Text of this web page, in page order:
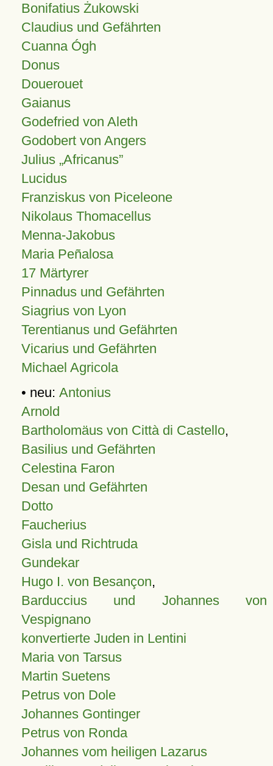
Bonifatius Żukowski
Claudius und Gefährten
Cuanna Ógh
Donus
Douerouet
Gaianus
Godefried von Aleth
Godobert von Angers
Julius Africanus
Lucidus
Franziskus von Piceleone
Nikolaus Thomacellus
Menna-Jakobus
Maria Peñalosa
17 Märtyrer
Pinnadus und Gefährten
Siagrius von Lyon
Terentianus und Gefährten
Vicarius und Gefährten
Michael Agricola
• neu: Antonius
Arnold
Bartholomäus von Città di Castello,
Basilius und Gefährten
Celestina Faron
Desan und Gefährten
Dotto
Faucherius
Gisla und Richtruda
Gundekar
Hugo I. von Besançon,
Barduccius und Johannes von
Vespignano
konvertierte Juden in Lentini
Maria von Tarsus
Martin Suetens
Petrus von Dole
Johannes Gontinger
Petrus von Ronda
Johannes vom heiligen Lazarus